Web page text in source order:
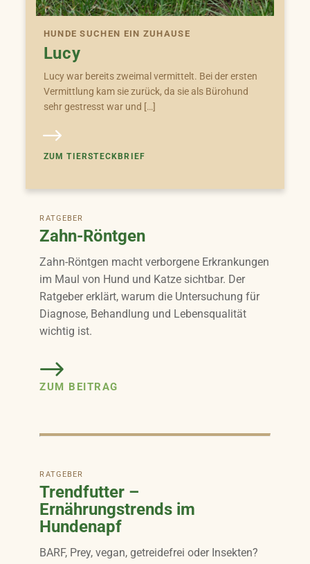
HUNDE SUCHEN EIN ZUHAUSE
Lucy
Lucy war bereits zweimal vermittelt. Bei der ersten
Vermittlung kam sie zurück, da sie als Bürohund
sehr gestresst war und […]
ZUM TIERSTECKBRIEF
RATGEBER
Zahn-Röntgen
Zahn-Röntgen macht verborgene Erkrankungen
im Maul von Hund und Katze sichtbar. Der
Ratgeber erklärt, warum die Untersuchung für
Diagnose, Behandlung und Lebensqualität
wichtig ist.
ZUM BEITRAG
RATGEBER
Trendfutter –
Ernährungstrends im
Hundenapf
BARF, Prey, vegan, getreidefrei oder Insekten?